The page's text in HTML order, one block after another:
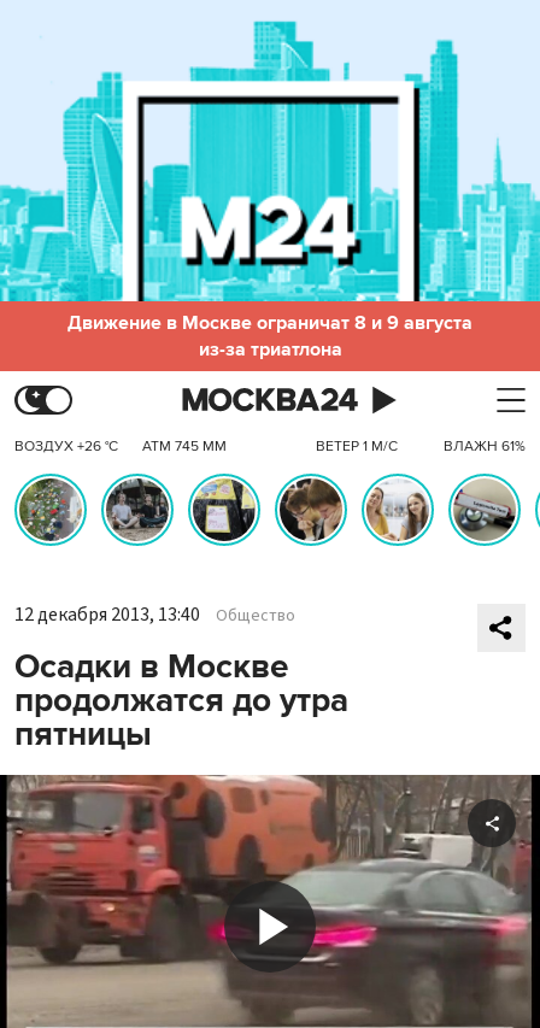
Движение в Москве ограничат 8 и 9 августа
из-за триатлона
ВОЗДУХ +26 °C АТМ 745 ММ ВЕТЕР 1 М/С ВЛАЖН 61%
12 декабря 2013, 13:40 Общество
Осадки в Москве
продолжатся до утра
пятницы
Play